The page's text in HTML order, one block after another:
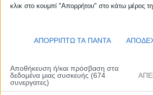
κλικ στο κουμπί "Απορρήτου" στο κάτω μέρος
ΑΠΟΡΡΙΠΤΩ ΤΑ ΠΑΝΤΑ
Αποθήκευση ή/και πρόσβαση στα
δεδομένα μιας συσκευής (674
συνεργατες)